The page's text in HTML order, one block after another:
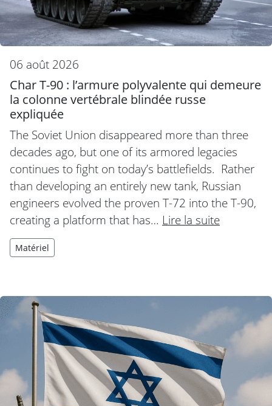
06 août 2026
Char T-90 : l’armure polyvalente qui demeure
la colonne vertébrale blindée russe
expliquée
The Soviet Union disappeared more than three
decades ago, but one of its armored legacies
continues to fight on today’s battlefields. Rather
than developing an entirely new tank, Russian
engineers evolved the proven T-72 into the T-90,
creating a platform that has… Lire la suite
Matériel